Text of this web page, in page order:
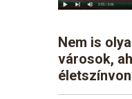
Nem is
városok,